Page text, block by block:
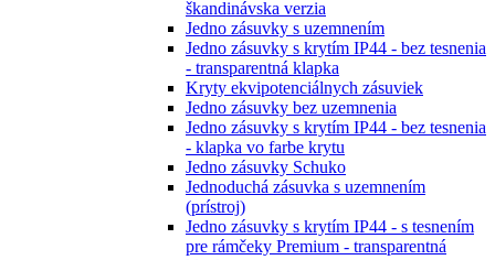
škandinávska verzia
Jedno zásuvky s uzemnením
Jedno zásuvky s krytím IP44 - bez tesnenia
- transparentná klapka
Kryty ekvipotenciálnych zásuviek
Jedno zásuvky bez uzemnenia
Jedno zásuvky s krytím IP44 - bez tesnenia
- klapka vo farbe krytu
Jedno zásuvky Schuko
Jednoduchá zásuvka s uzemnením
(prístroj)
Jedno zásuvky s krytím IP44 - s tesnením
pre rámčeky Premium - transparentná